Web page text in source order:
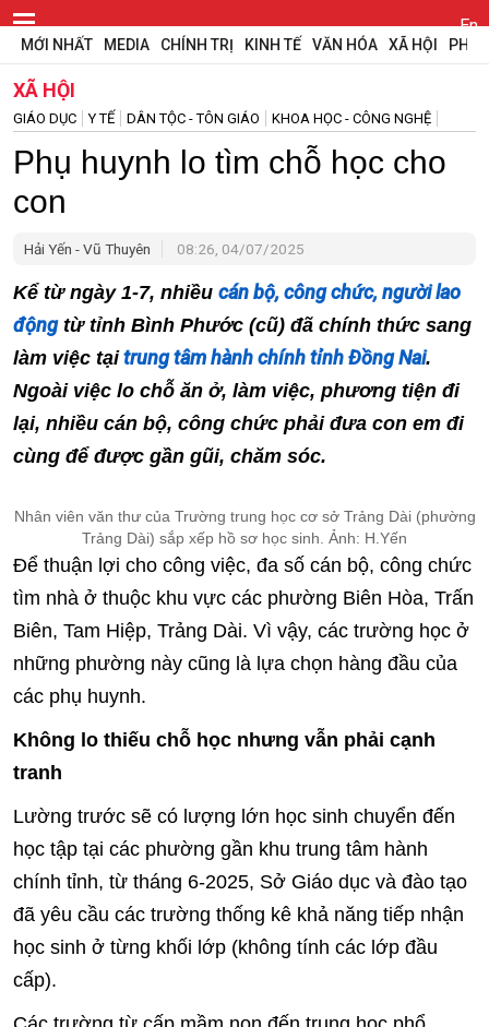
En
MỚI NHẤT MEDIA CHÍNH TRỊ KINH TẾ VĂN HÓA XÃ HỘI
XÃ HỘI
GIÁO DỤC Y TẾ DÂN TỘC - TÔN GIÁO KHOA HỌC - CÔNG NGHỆ
Phụ huynh lo tìm chỗ học cho
con
Hải Yến - Vũ Thuyên 08:26, 04/07/2025
Kể từ ngày 1-7, nhiều cán bộ, công chức, người lao
độngtừ tỉnh Bình Phước (cũ) đã chính thức sang
làm việc tạitrung tâm hành chính tỉnh Đồng Nai.
Ngoài việc lo chỗ ăn ở, làm việc, phương tiện đi
lại, nhiều cán bộ, công chức phải đưa con em đi
cùng để được gần gũi, chăm sóc.
Nhân viên văn thư của Trường trung học cơ sở Trảng Dài (phường
Trảng Dài) sắp xếp hồ sơ học sinh. Ảnh: H.Yến
Để thuận lợi cho công việc, đa số cán bộ, công chức
tìm nhà ở thuộc khu vực các phường Biên Hòa, Trấn
Biên, Tam Hiệp, Trảng Dài. Vì vậy, các trường học ở
những phường này cũng là lựa chọn hàng đầu của
các phụ huynh.
Không lo thiếu chỗ học nhưng vẫn phải cạnh
tranh
Lường trước sẽ có lượng lớn học sinh chuyển đến
học tập tại các phường gần khu trung tâm hành
chính tỉnh, từ tháng 6-2025, Sở Giáo dục và đào tạo
đã yêu cầu các trường thống kê khả năng tiếp nhận
học sinh ở từng khối lớp (không tính các lớp đầu
cấp).